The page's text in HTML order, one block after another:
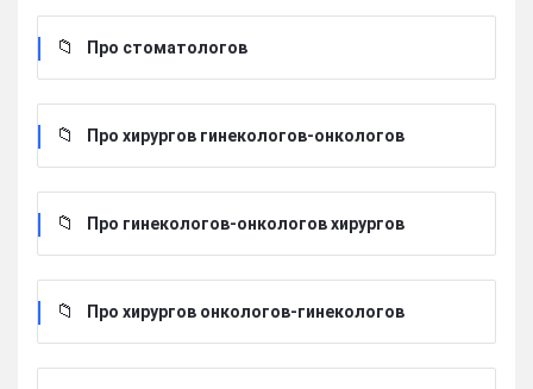
Про стоматологов
Про хирургов гинекологов-онкологов
Про гинекологов-онкологов хирургов
Про хирургов онкологов-гинекологов